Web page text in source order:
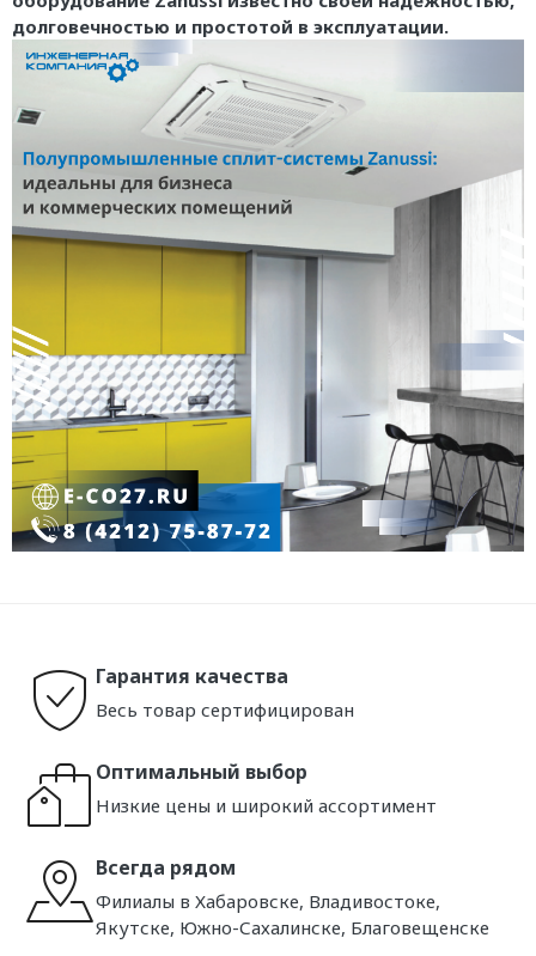
долговечностью и простотой в эксплуатации.
Гарантия качества
Весь товар сертифицирован
Оптимальный выбор
Низкие цены и широкий ассортимент
Всегда рядом
Филиалы в Хабаровске, Владивостоке,
Якутске, Южно-Сахалинске, Благовещенске